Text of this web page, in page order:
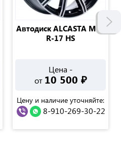
Автодиск ALCASTA M64
R-17 HS
Цена -
от 10 500 ₽
Цену и наличие уточняйте:
8-910-269-30-22